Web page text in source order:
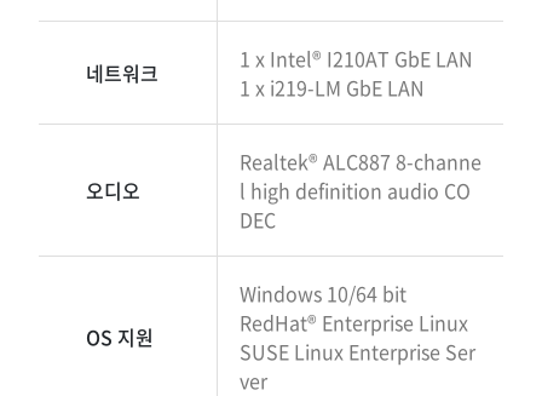
네트워크
1 x Intel® I210AT GbE LAN
1 x i219-LM GbE LAN
오디오
Realtek® ALC887 8-channe
l high definition audio CO
DEC
OS 지원
Windows 10/64 bit
RedHat® Enterprise Linux
SUSE Linux Enterprise Ser
ver